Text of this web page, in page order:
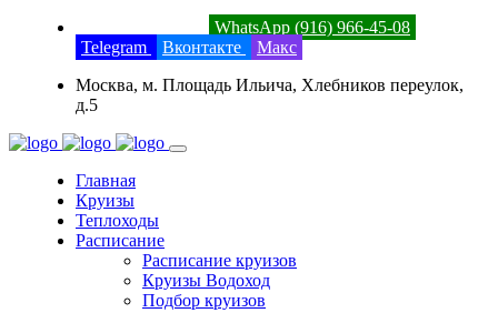
WhatsApp (916) 966-45-08
Telegram
Вконтакте
Макс
Москва, м. Площадь Ильича, Хлебников переулок,
д.5
Главная
Круизы
Теплоходы
Расписание
Расписание круизов
Круизы Водоход
Подбор круизов